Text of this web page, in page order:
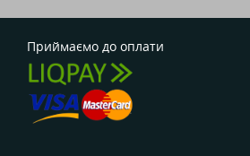
Приймаємо до оплати